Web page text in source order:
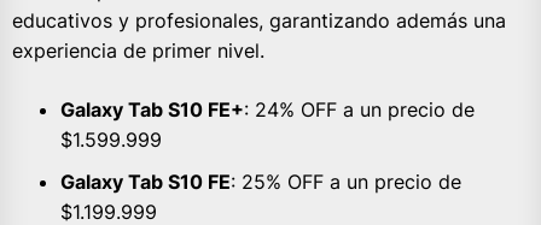
educativos y profesionales, garantizando además una
experiencia de primer nivel.
Galaxy Tab S10 FE+: 24% OFF a un precio de
$1.599.999
Galaxy Tab S10 FE: 25% OFF a un precio de
$1.199.999